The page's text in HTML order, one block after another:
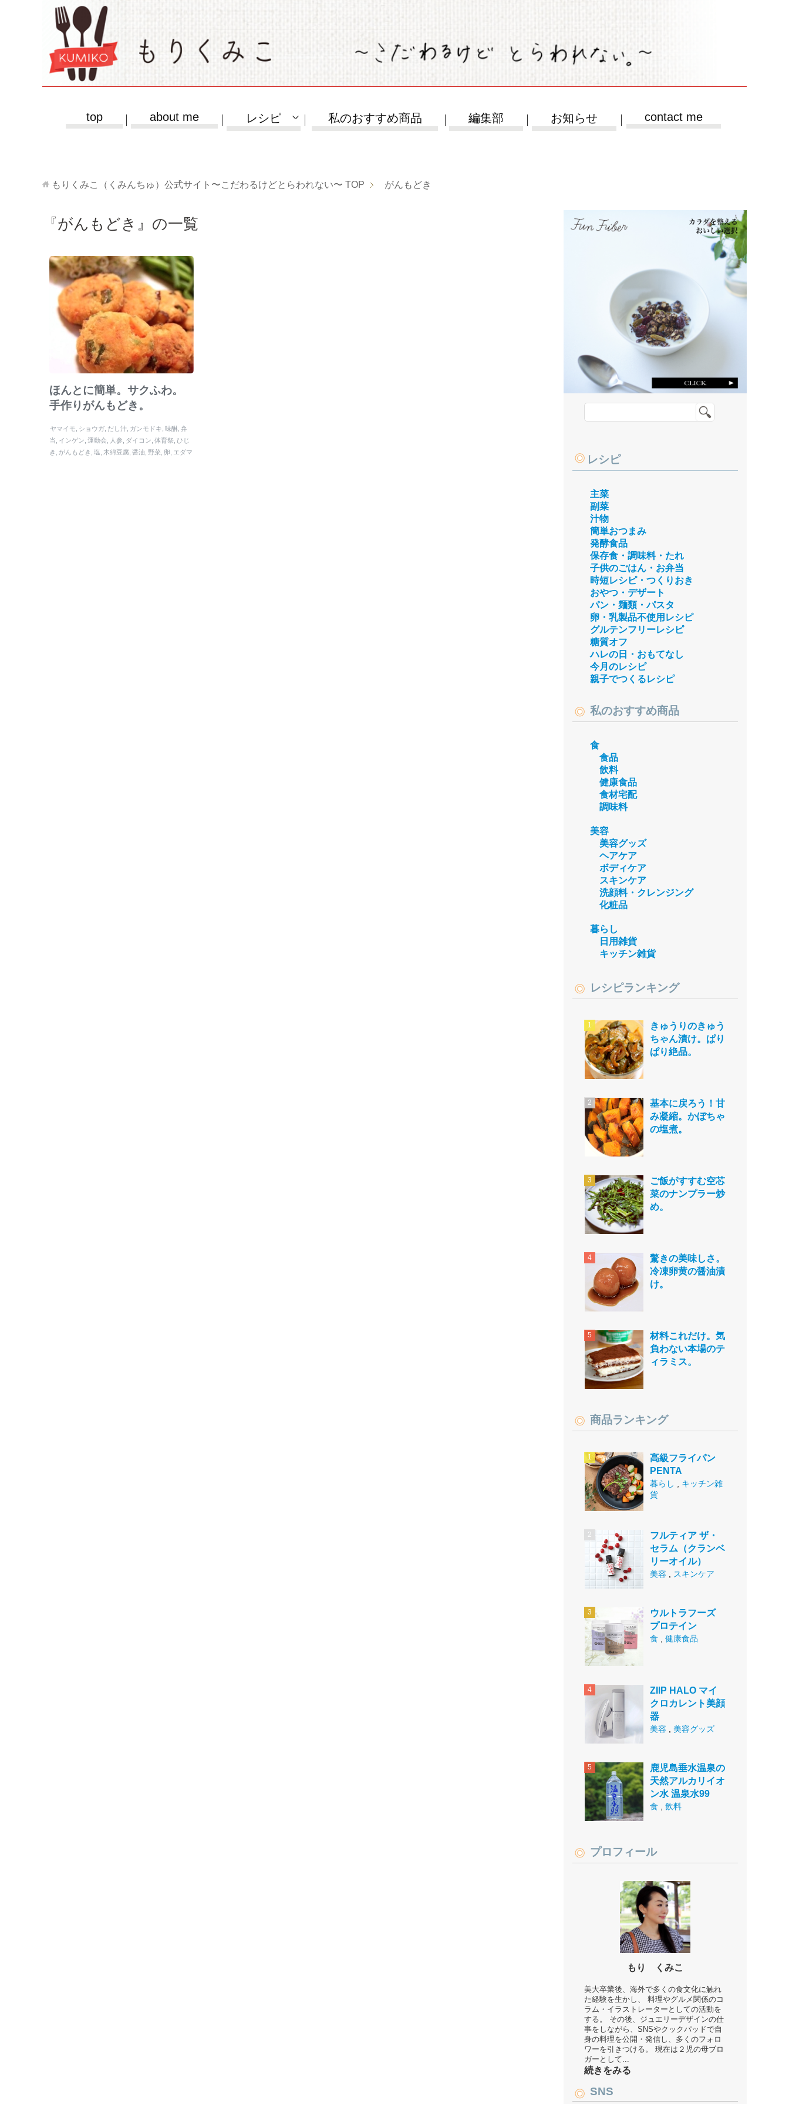
top about me レシピ 私のおすすめ商品 編集部 お知らせ contact me
もりくみこ（くみんちゅ）公式サイト〜こだわるけどとらわれない〜 TOP がんもどき
『がんもどき』の一覧
ほんとに簡単。サクふわ。
手作りがんもどき。
ヤマイモ ショウガ だし汁 ガンモドキ 味醂 弁
当 インゲン 運動会 人参 ダイコン 体育祭 ひじ
き
がんもどき 塩 木綿豆腐 醤油 野菜 卵
エダマ
レシピ
主菜
副菜
汁物
簡単おつまみ
発酵食品
保存食・調味料・たれ
子供のごはん・お弁当
時短レシピ・つくりおき
おやつ・デザート
パン・麺類・パスタ
卵・乳製品不使用レシピ
グルテンフリーレシピ
糖質オフ
ハレの日・おもてなし
今月のレシピ
親子でつくるレシピ
私のおすすめ商品
食
食品
飲料
健康食品
食材宅配
調味料
美容
美容グッズ
ヘアケア
ボディケア
スキンケア
洗顔料・クレンジング
化粧品
暮らし
日用雑貨
キッチン雑貨
レシピランキング
きゅうりのきゅう
ちゃん漬け。ぱり
ぱり絶品。
基本に戻ろう！甘
み凝縮。かぼちゃ
の塩煮。
ご飯がすすむ空芯
菜のナンプラー炒
め。
驚きの美味しさ。
冷凍卵黄の醤油漬
け。
材料これだけ。気
負わない本場のテ
ィラミス。
商品ランキング
高級フライパン
PENTA
暮らし
キッチン雑
貨
フルティア ザ・
セラム（クランベ
リーオイル）
美容 スキンケア
ウルトラフーズ
プロテイン
食 健康食品
ZIIP HALO マイ
クロカレント美顔
器
美容 美容グッズ
鹿児島垂水温泉の
天然アルカリイオ
ン水 温泉水99
食 飲料
プロフィール
もり くみこ
美大卒業後、海外で多くの食文化に触れ
た経験を生かし、 料理やグルメ関係のコ
ラム・イラストレーターとしての活動を
する。 その後、ジュエリーデザインの仕
事をしながら、SNSやクックパッドで自
身の料理を公開・発信し、多くのフォロ
ワーを引きつける。 現在は２児の母ブロ
ガーとして...
続きをみる
SNS